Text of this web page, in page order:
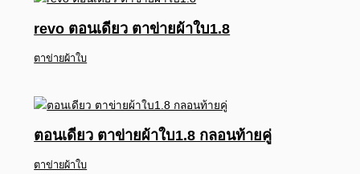
revo ตอนเดียว ตาข่ายผ้าใบ1.8
ตาข่ายผ้าใบ
ตอนเดียว ตาข่ายผ้าใบ1.8 กลอนท้ายคู่
ตาข่ายผ้าใบ